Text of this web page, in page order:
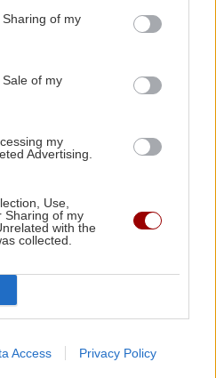
of my
of my
my
Advertising.
Use,
Sharing of my
with the
collected.
Access Privacy Policy
θα λάβουν email
εκκρεμότητες
21:35
Η «Οδύσσεια»
στις κρατήσεις
παραδοσιακών χορών -
Κύπρου με φόντο το
Πάρκερ άλλαξαν τη
θαλασσινό νερό